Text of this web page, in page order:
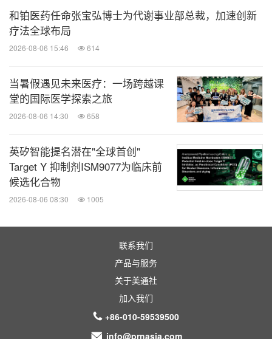
和铂医药任命张宝弘博士为代谢事业部总裁，加速创新
疗法全球布局
2026-08-06 15:46 614
当暑假遇见未来医疗：一场跨越课
堂的国际医学探索之旅
2026-08-06 14:30 658
英矽智能提名潜在"全球首创"
Target Y 抑制剂ISM9077为临床前
候选化合物
2026-08-06 08:30 1005
联系我们
产品与服务
关于美通社
加入我们
+86-010-59539500
info@prnasia.com